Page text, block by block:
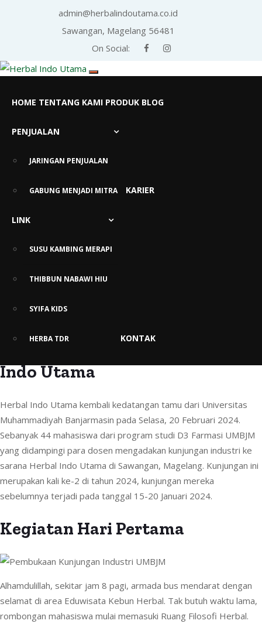
admin@herbalindoutama.co.id
Sawangan, Magelang 56481
On Social:
HOME TENTANG KAMI PRODUK BLOG
PENJUALAN
JARINGAN PENJUALAN
GABUNG MENJADI MITRA KARIER
LINK
SUSU KAMBING MERAPI
THIBBUN NABAWI HIU
SYIFA KIDS
HERBA TDR KONTAK
Info Sehat Herbal Indo
Utama
Mengintip Kegiatan Mahasiswa
D3 Farmasi UMBJM saat
Indo Utama
Herbal Indo Utama kembali kedatangan tamu dari Universitas
Muhammadiyah Banjarmasin pada Selasa, 20 Februari 2024.
Sebanyak 44 mahasiswa dari program studi D3 Farmasi UMBJM
yang didampingi para dosen mengadakan kunjungan industri ke
sarana Herbal Indo Utama di Sawangan, Magelang. Kunjungan ini
merupakan kali ke-2 di tahun 2024, kunjungan mereka
sebelumnya terjadi pada tanggal 15-20 Januari 2024.
Kegiatan Hari Pertama
Alhamdulillah, sekitar jam 8 pagi, armada bus mendarat dengan
selamat di area Eduwisata Kebun Herbal. Tak butuh waktu lama,
rombongan mahasiswa mulai memasuki Ruang Filosofi Herbal.